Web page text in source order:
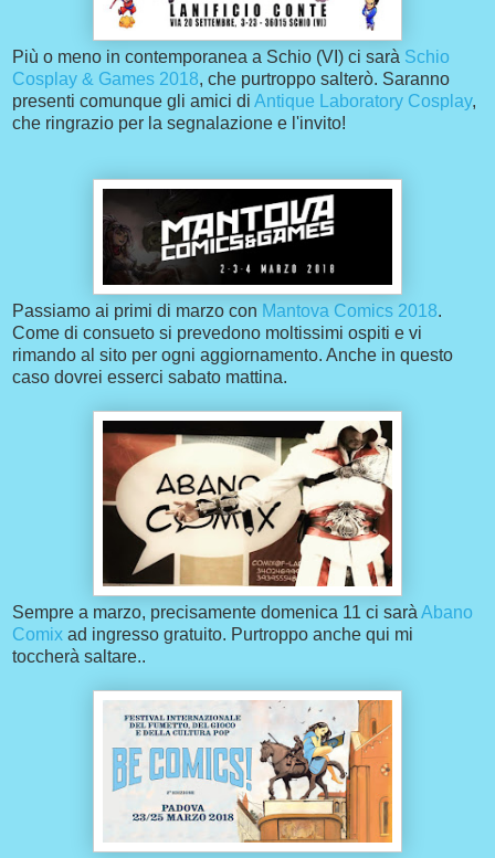
Più o meno in contemporanea a Schio (VI) ci sarà Schio
Cosplay & Games 2018, che purtroppo salterò. Saranno
presenti comunque gli amici di Antique Laboratory Cosplay,
che ringrazio per la segnalazione e l'invito!
Passiamo ai primi di marzo con Mantova Comics 2018.
Come di consueto si prevedono moltissimi ospiti e vi
rimando al sito per ogni aggiornamento. Anche in questo
caso dovrei esserci sabato mattina.
Sempre a marzo, precisamente domenica 11 ci saràAbano
Comix ad ingresso gratuito. Purtroppo anche qui mi
toccherà saltare..